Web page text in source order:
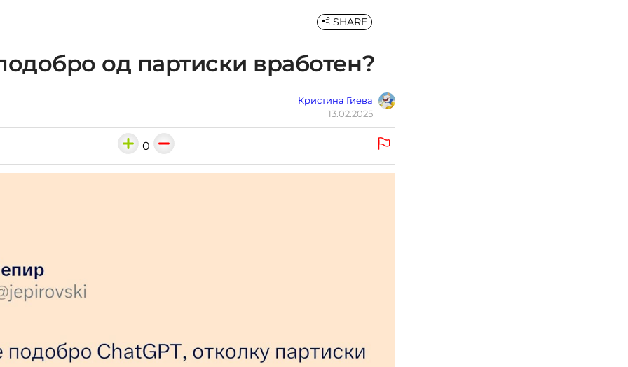
од партиски вработен?
Кристина Гиева
13.02.2025
SHARE
0